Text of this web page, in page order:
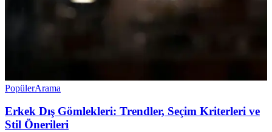
PopülerArama
Erkek Dış Gömlekleri: Trendler, Seçim Kriterleri ve
Stil Önerileri